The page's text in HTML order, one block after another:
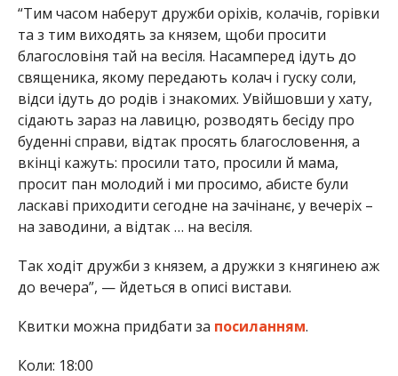
“Тим часом наберут дружби оріхів, колачів, горівки
та з тим виходять за князем, щоби просити
благословіня тай на весіля. Насамперед ідуть до
священика, якому передають колач і гуску соли,
відси ідуть до родів і знакомих. Увійшовши у хату,
сідають зараз на лавицю, розводять бесіду про
буденні справи, відтак просять благословення, а
вкінці кажуть: просили тато, просили й мама,
просит пан молодий і ми просимо, абисте були
ласкаві приходити сегодне на зачінанє, у вечеріх –
на заводини, а відтак … на весіля.
Так ходіт дружби з князем, а дружки з княгинею аж
до вечера”, — йдеться в описі вистави.
Квитки можна придбати за посиланням.
Коли: 18:00